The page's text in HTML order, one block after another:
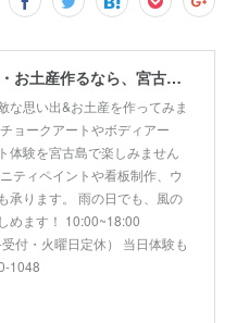
宮古島で思い出・お土産作るなら、宮古島思い出アート。人気のボディアートやチョークアート、海レジンアート体験が楽しめます！
な思い出&お土産を作ってみま
ョークアートやボディアー
体験を宮古島で楽しみません
ティペイントや看板制作、ウ
承ります。 雨の日でも、風の
めます！ 10:00~18:00
付・火曜日定休） 当日体験も
1048